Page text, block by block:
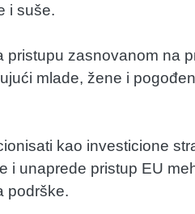
i suše.
zasnovanom na
mlade, žene i
kao investicione
i unaprede pristup EU
podrške.